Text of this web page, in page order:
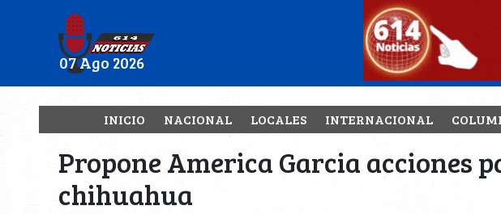
07 Ago 2026
INICIO NACIONAL LOCALES INTERNACIONAL
Propone America Garcia acciones
chihuahua